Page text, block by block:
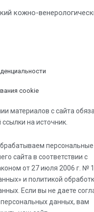
кожно-
cookie
материалов с сайта
на источник.
сайта в соответствии с
от 27 июля 2006 г. №
и политикой
Если вы не даете
персональных данных, вам